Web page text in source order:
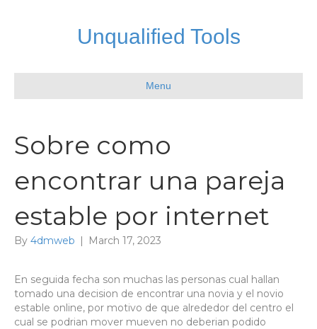
Unqualified Tools
Menu
Sobre como
encontrar una pareja
estable por internet
By 4dmweb | March 17, 2023
En seguida fecha son muchas las personas cual hallan
tomado una decision de encontrar una novia y el novio
estable online, por motivo de que alrededor del centro el
cual se podri­an mover mueven no deberian podido